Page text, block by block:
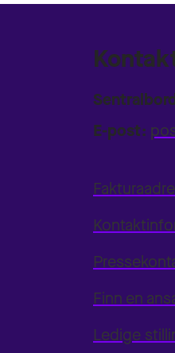
E-post:
Finn en
Ledige